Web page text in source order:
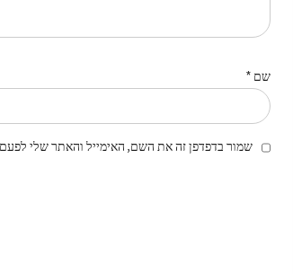
שם *
שמור בדפדפן זה את השם, האימייל והאתר שלי